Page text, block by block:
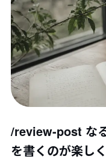
/review-post な
を書くのが楽し